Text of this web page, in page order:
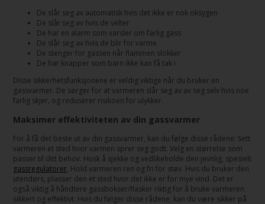
De slår seg av automatisk hvis det ikke er nok oksygen
De slår seg av hvis de velter
De har en alarm som varsler om farlig gass
De slår seg av hvis de blir for varme
De stenger for gassen når flammen slokker
De har knapper som barn ikke kan få tak i
Disse sikkerhetsfunksjonene er veldig viktige når du bruker en
gassvarmer. De sørger for at varmeren slår seg av av seg selv hvis noe
farlig skjer, og reduserer risikoen for ulykker.
Maksimer effektiviteten av din gassvarmer
For å få det beste ut av din gassvarmer, kan du følge disse rådene: Sett
varmeren et sted hvor varmen sprer seg godt. Velg en størrelse som
passer til ditt behov. Husk å sjekke og vedlikeholde den jevnlig, spesielt
gassregulatorer. Hold varmeren ren og fri for støv. Hvis du bruker den
utendørs, plasser den et sted hvor det ikke er for mye vind. Det er
også viktig å håndtere gassbokser/flasker riktig for å bruke varmeren
sikkert og effektivt. Hvis du følger disse rådene, kan du være sikker på